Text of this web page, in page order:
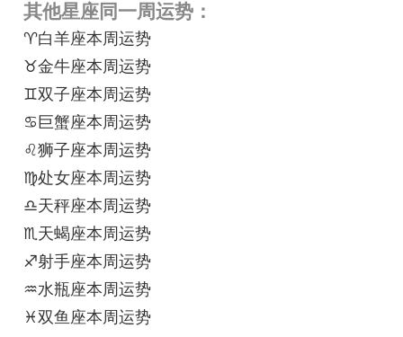
其他星座同一周运势：
♈白羊座本周运势
♉金牛座本周运势
♊双子座本周运势
♋巨蟹座本周运势
♌狮子座本周运势
♍处女座本周运势
♎天秤座本周运势
♏天蝎座本周运势
♐射手座本周运势
♒水瓶座本周运势
♓双鱼座本周运势